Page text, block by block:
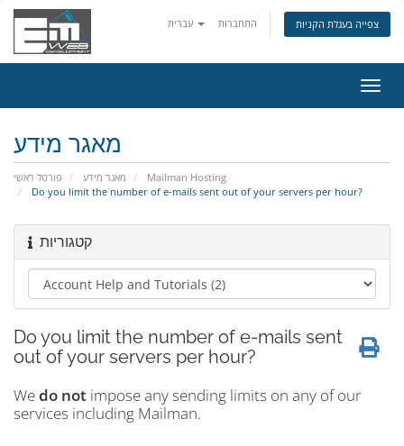
התחברות צפייה בעגלת הקניות
ניווט
מאגר מידע
פורטל ראשי מאגר מידע
Mailman Hosting
Do you limit the number of e-mails sent out of your servers per hour?
קטגוריות
Do you limit the number of e-mails sent
out of your servers per hour?
Wedo not impose any sending limits on any of our
services including Mailman.